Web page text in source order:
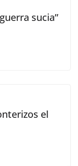
sucia”
el